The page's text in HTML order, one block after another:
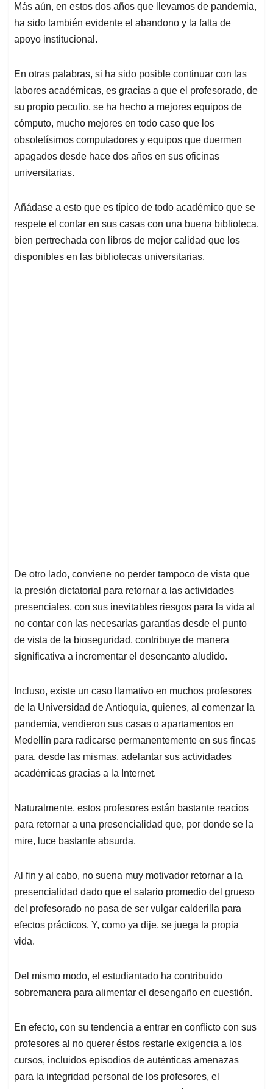
Más aún, en estos dos años que llevamos de pandemia,
ha sido también evidente el abandono y la falta de
apoyo institucional.
En otras palabras, si ha sido posible continuar con las
labores académicas, es gracias a que el profesorado, de
su propio peculio, se ha hecho a mejores equipos de
cómputo, mucho mejores en todo caso que los
obsoletísimos computadores y equipos que duermen
apagados desde hace dos años en sus oficinas
universitarias.
Añádase a esto que es típico de todo académico que se
respete el contar en sus casas con una buena biblioteca,
bien pertrechada con libros de mejor calidad que los
disponibles en las bibliotecas universitarias.
De otro lado, conviene no perder tampoco de vista que
la presión dictatorial para retornar a las actividades
presenciales, con sus inevitables riesgos para la vida al
no contar con las necesarias garantías desde el punto
de vista de la bioseguridad, contribuye de manera
significativa a incrementar el desencanto aludido.
Incluso, existe un caso llamativo en muchos profesores
de la Universidad de Antioquia, quienes, al comenzar la
pandemia, vendieron sus casas o apartamentos en
Medellín para radicarse permanentemente en sus fincas
para, desde las mismas, adelantar sus actividades
académicas gracias a la Internet.
Naturalmente, estos profesores están bastante reacios
para retornar a una presencialidad que, por donde se la
mire, luce bastante absurda.
Al fin y al cabo, no suena muy motivador retornar a la
presencialidad dado que el salario promedio del grueso
del profesorado no pasa de ser vulgar calderilla para
efectos prácticos. Y, como ya dije, se juega la propia
vida.
Del mismo modo, el estudiantado ha contribuido
sobremanera para alimentar el desengaño en cuestión.
En efecto, con su tendencia a entrar en conflicto con sus
profesores al no querer éstos restarle exigencia a los
cursos, incluidos episodios de auténticas amenazas
para la integridad personal de los profesores, el